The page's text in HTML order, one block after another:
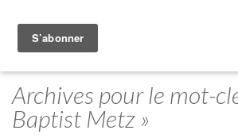
Archives pour le mot-
Baptist Metz »